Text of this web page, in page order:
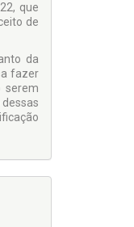
que
de
da
fazer
serem